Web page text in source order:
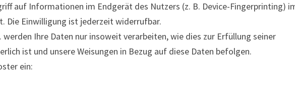
auf Informationen im Endgerät des Nutzers (z. B. Device-Fingerprinting)
Die Einwilligung ist jederzeit widerrufbar.
werden Ihre Daten nur insoweit verarbeiten, wie dies zur Erfüllung seiner
ist und unsere Weisungen in Bezug auf diese Daten befolgen.
ein: